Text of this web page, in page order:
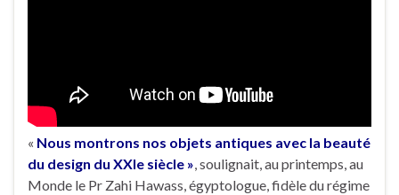
« Nous montrons nos objets antiques avec la beauté
du design du XXIe siècle », soulignait, au printemps, au
Monde le Pr Zahi Hawass, égyptologue, fidèle du régime